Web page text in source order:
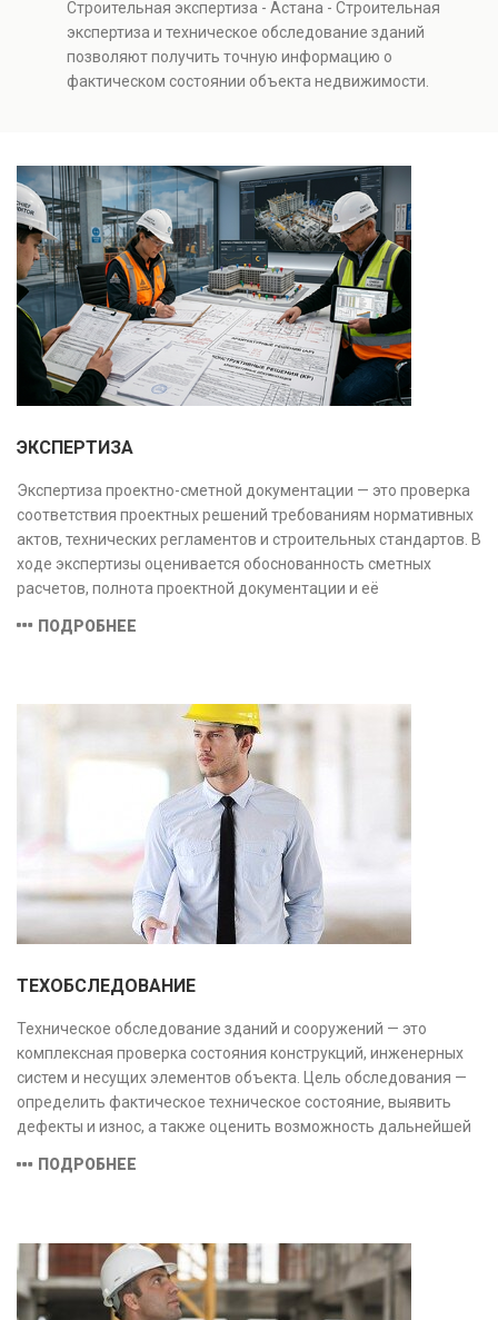
и нарушений. Услуга используется для проверки
качества строительства, подготовки к реконструкции,
оценки рисков и судебных разбирательств.
Результатом является официальное техническое
Строительная экспертиза - Астана - Строительная
экспертиза и техническое обследование зданий
позволяют получить точную информацию о
фактическом состоянии объекта недвижимости.
качества строительства, подготовки к реконструкции,
оценки рисков и судебных разбирательств.
Результатом является официальное техническое
заключение, имеющее юридическую силу.
ЭКСПЕРТИЗА
Экспертиза проектно-сметной документации — это проверка
соответствия проектных решений требованиям нормативных
актов, технических регламентов и строительных стандартов. В
ходе экспертизы оценивается обоснованность сметных
расчетов, полнота проектной документации и её
предотвратить ошибки на этапе строительства и
ПОДРОБНЕЕ
ТЕХОБСЛЕДОВАНИЕ
Техническое обследование зданий и сооружений — это
комплексная проверка состояния конструкций, инженерных
систем и несущих элементов объекта. Цель обследования —
определить фактическое техническое состояние, выявить
дефекты и износ, а также оценить возможность дальнейшей
ПОДРОБНЕЕ